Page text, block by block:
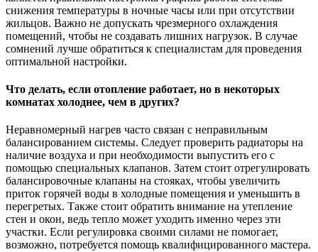
снижения температуры в ночные часы или при отсутствии
жильцов. Важно не допускать чрезмерного охлаждения
помещений, чтобы не создавать лишних нагрузок. В случае
сомнений лучше обратиться к специалистам для проведения
оптимальной настройки.
Что делать, если отопление работает, но в некоторых
комнатах холоднее, чем в других?
Неравномерный нагрев часто связан с неправильным
балансированием системы. Следует проверить радиаторы на
наличие воздуха и при необходимости выпустить его с
помощью специальных клапанов. Затем стоит отрегулировать
балансировочные клапаны на стояках, чтобы увеличить
приток горячей воды в холодные помещения и уменьшить в
перегретых. Также стоит обратить внимание на утепление
стен и окон, ведь тепло может уходить именно через эти
участки. Если регулировка своими силами не помогает,
возможно, потребуется помощь квалифицированного мастера.